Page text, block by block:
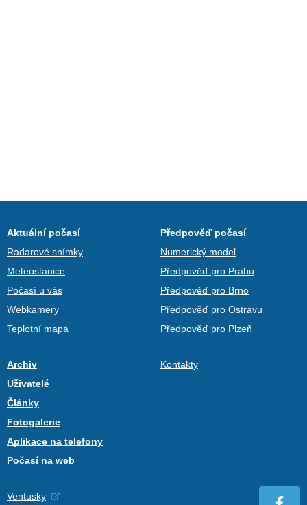
Aktuální počasí
Radarové snímky
Meteostanice
Počasí u vás
Webkamery
Teplotní mapa
Předpověď počasí
Numerický model
Předpověď pro Prahu
Předpověď pro Brno
Předpověď pro Ostravu
Předpověď pro Plzeň
Archiv
Uživatelé
Články
Fotogalerie
Aplikace na telefony
Počasí na web
Kontakty
Ventusky